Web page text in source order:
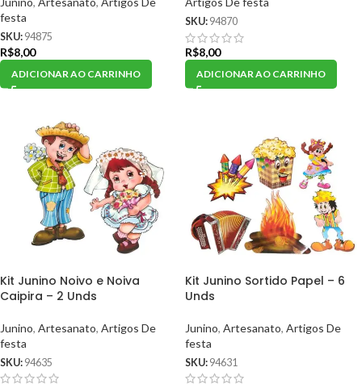
festa
SKU: 94875
R$8,00
ADICIONAR AO CARRINHO
SKU: 94870
R$8,00
ADICIONAR AO CARRINHO
Kit Junino Noivo e Noiva
Caipira – 2 Unds
Junino, Artesanato, Artigos De
festa
SKU: 94635
Kit Junino Sortido Papel – 6
Unds
Junino, Artesanato, Artigos De
festa
SKU: 94631